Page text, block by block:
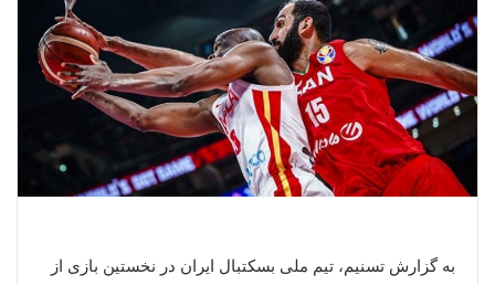
به گزارش تسنیم، تیم ملی بسکتبال ایران در نخستین بازی از